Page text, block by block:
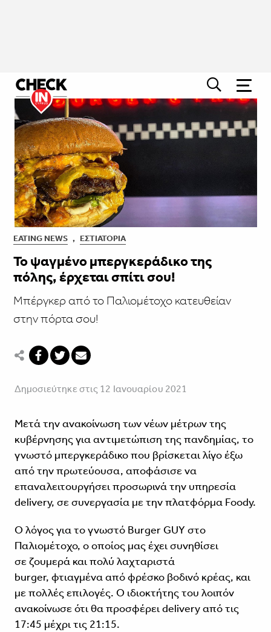
EATING NEWS , ΕΣΤΙΑΤΌΡΙΑ
Το ψαγμένο μπεργκεράδικο της
πόλης, έρχεται σπίτι σου!
Μπέργκερ από το Παλιομέτοχο κατευθείαν
στην πόρτα σου!
Δημοσιεύτηκε στις 12 Ιανουαρίου 2021
Μετά την ανακοίνωση των νέων μέτρων της
κυβέρνησης για αντιμετώπιση της πανδημίας, το
γνωστό μπεργκεράδικο που βρίσκεται λίγο έξω
από την πρωτεύουσα, αποφάσισε να
επαναλειτουργήσει προσωρινά την υπηρεσία
delivery, σε συνεργασία με την πλατφόρμα Foody.
Ο λόγος για το γνωστό Burger GUY στο
Παλιομέτοχο, ο οποίος μας έχει συνηθίσει
σε ζουμερά και πολύ λαχταριστά
burger, φτιαγμένα από φρέσκο βοδινό κρέας, και
με πολλές επιλογές. Ο ιδιοκτήτης του λοιπόν
ανακοίνωσε ότι θα προσφέρει delivery από τις
17:45 μέχρι τις 21:15.